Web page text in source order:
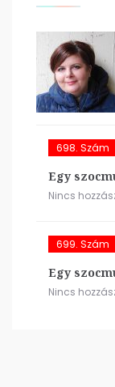
698. Szám
Egy
Nincs
699. Szám
Egy
Nincs